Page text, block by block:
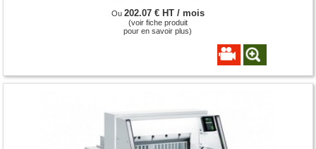
Ou 202.07 € HT / mois
(voir fiche produit
pour en savoir plus)